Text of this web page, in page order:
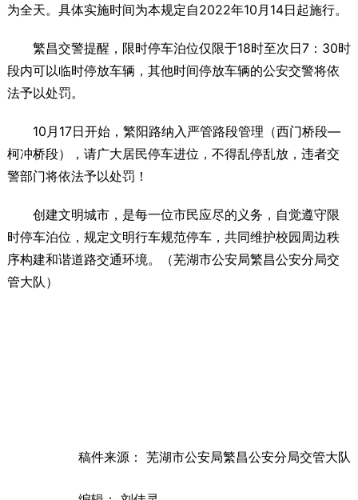
为全天。具体实施时间为本规定自2022年10月14日起施行。
繁昌交警提醒，限时停车泊位仅限于18时至次日7：30时
段内可以临时停放车辆，其他时间停放车辆的公安交警将依
法予以处罚。
10月17日开始，繁阳路纳入严管路段管理（西门桥段—
柯冲桥段），请广大居民停车进位，不得乱停乱放，违者交
警部门将依法予以处罚！
创建文明城市，是每一位市民应尽的义务，自觉遵守限
时停车泊位，规定文明行车规范停车，共同维护校园周边秩
序构建和谐道路交通环境。（芜湖市公安局繁昌公安分局交
管大队）
稿件来源： 芜湖市公安局繁昌公安分局交管大队